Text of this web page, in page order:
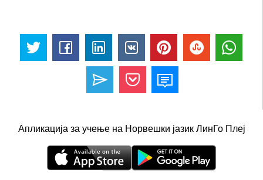
Апликација за учење на Норвешки јазик ЛинГо Плеј